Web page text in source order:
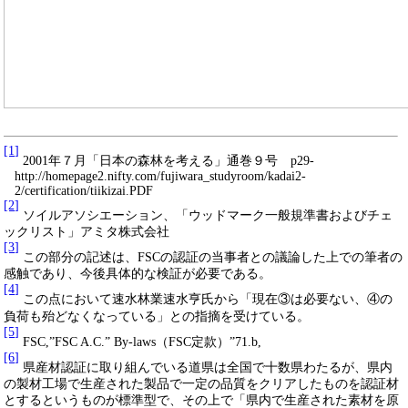
[1]
2001年７月「日本の森林を考える」通巻９号p29-
http://homepage2.nifty.com/fujiwara_studyroom/kadai2-
2/certification/tiikizai.PDF
[2]
ソイルアソシエーション、「ウッドマーク一般規準書およびチェ
ックリスト」アミタ株式会社
[3]
この部分の記述は、FSCの認証の当事者との議論した上での筆者の
感触であり、今後具体的な検証が必要である。
[4]
この点において速水林業速水亨氏から「現在③は必要ない、④の
負荷も殆どなくなっている」との指摘を受けている。
[5]
FSC,”FSC A.C.” By-laws （FSC定款）”71.b,
[6]
県産材認証に取り組んでいる道県は全国で十数県わたるが、県内
の製材工場で生産された製品で一定の品質をクリアしたものを認証材
とするというものが標準型で、その上で「県内で生産された素材を原